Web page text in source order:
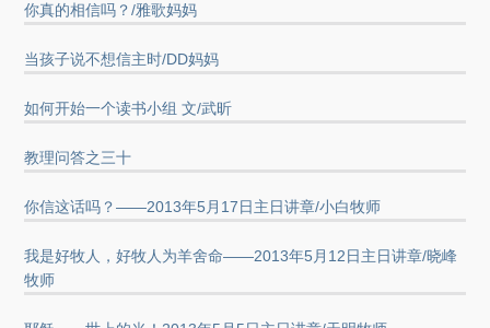
你真的相信吗？/雅歌妈妈
当孩子说不想信主时/DD妈妈
如何开始一个读书小组 文/武昕
教理问答之三十
你信这话吗？——2013年5月17日主日讲章/小白牧师
我是好牧人，好牧人为羊舍命——2013年5月12日主日讲章/晓峰
牧师